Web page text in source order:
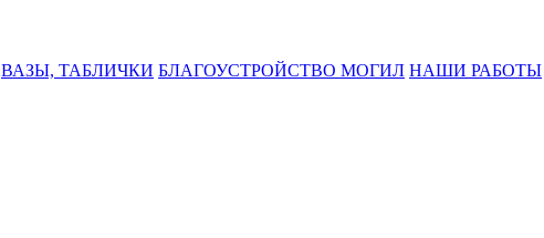
ВАЗЫ, ТАБЛИЧКИ БЛАГОУСТРОЙСТВО МОГИЛ НАШИ РАБОТЫ